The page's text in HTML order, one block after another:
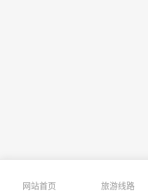
网站首页 旅游线路